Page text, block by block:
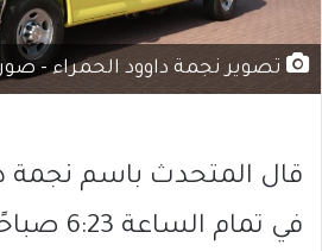
تصوير نجمة داوود الحمراء -
قال المتحدث باسم نجمة
في تمام